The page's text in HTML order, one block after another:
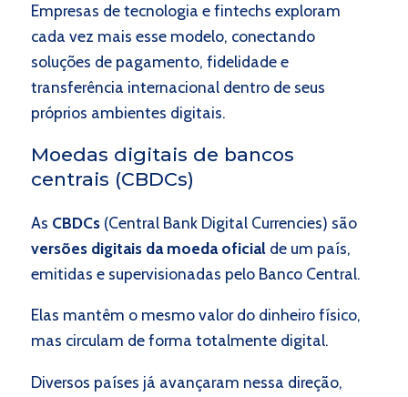
Empresas de tecnologia e fintechs exploram
cada vez mais esse modelo, conectando
soluções de pagamento, fidelidade e
transferência internacional dentro de seus
próprios ambientes digitais.
Moedas digitais de bancos
centrais (CBDCs)
As CBDCs(Central Bank Digital Currencies) são
versões digitais da moeda oficialde um país,
emitidas e supervisionadas pelo Banco Central.
Elas mantêm o mesmo valor do dinheiro físico,
mas circulam de forma totalmente digital.
Diversos países já avançaram nessa direção,